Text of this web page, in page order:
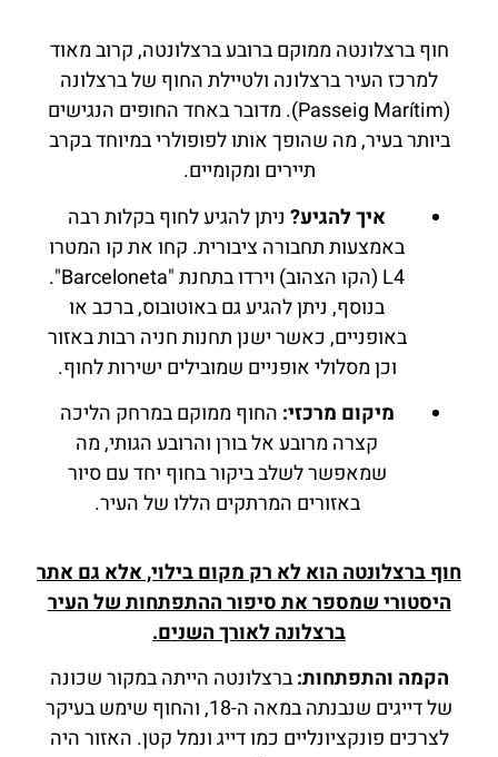
חוף ברצלונטה ממוקם ברובע ברצלונטה, קרוב מאוד
למרכז העיר ברצלונה ולטיילת החוף של ברצלונה
(Passeig Marítim). מדובר באחד החופים הנגישים
ביותר בעיר, מה שהופך אותו לפופולרי במיוחד בקרב
תיירים ומקומיים.
איך להגיע? ניתן להגיע לחוף בקלות רבה
באמצעות תחבורה ציבורית. קחו את קו המטרו
L4 (הקו הצהוב) וירדו בתחנת "Barceloneta".
בנוסף, ניתן להגיע גם באוטובוס, ברכב או
באופניים, כאשר ישנן תחנות חניה רבות באזור
וכן מסלולי אופניים שמובילים ישירות לחוף.
מיקום מרכזי: החוף ממוקם במרחק הליכה
קצרה מרובע אל בורן והרובע הגותי, מה
שמאפשר לשלב ביקור בחוף יחד עם סיור
באזורים המרתקים הללו של העיר.
חוף ברצלונטה הוא לא רק מקום בילוי, אלא גם אתר
היסטורי שמספר את סיפור ההתפתחות של העיר
ברצלונה לאורך השנים.
הקמה והתפתחות:ברצלונטה הייתה במקור שכונה
של דייגים שנבנתה במאה ה-18, והחוף שימש בעיקר
לצרכים פונקציונליים כמו דייג ונמל קטן. האזור היה